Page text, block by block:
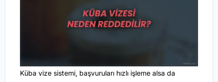
Küba vize sistemi, başvuruları hızlı işleme alsa da